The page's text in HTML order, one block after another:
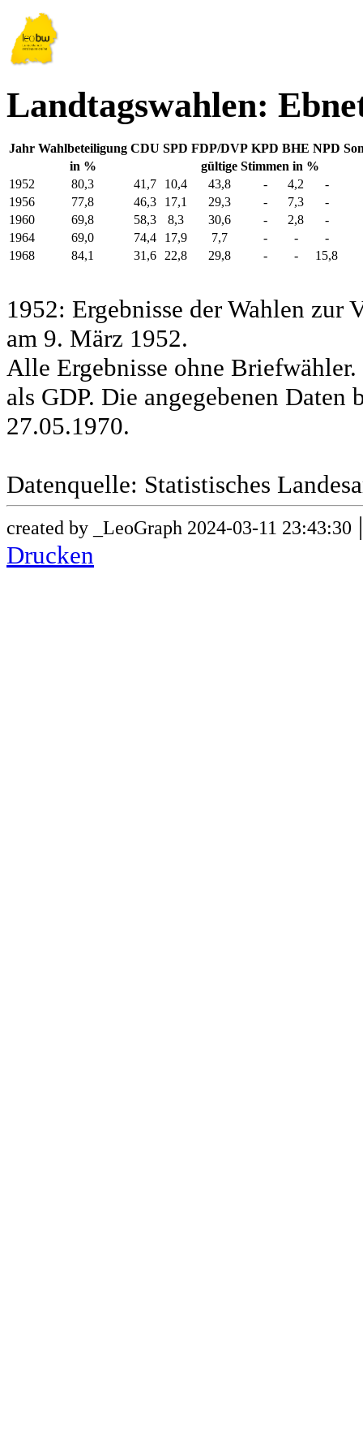
Landtagswahlen:
Jahr Wahlbeteiligung CDU SPD FDP/DVP KPD BHE NPD
in %
gültige Stimmen in %
1952
80,3 41,7 10,4 43,8 - 4,2
-
1956
77,8 46,3 17,1 29,3 - 7,3
-
1960
69,8 58,3 8,3 30,6 - 2,8
-
1964
69,0 74,4 17,9 7,7 - -
-
1968
84,1 31,6 22,8 29,8 - - 15,8
1952: Ergebnisse der Wahlen zur
am 9. März 1952.
Alle Ergebnisse ohne
als GDP. Die angegebenen
27.05.1970.
Datenquelle: Statistisches
created by _LeoGraph 2024-03-11 23:43:30
Drucken